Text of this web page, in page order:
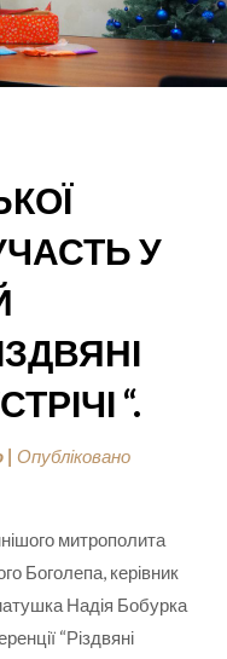
У
“.
| Опубліковано
митрополита
Боголепа, керівник
Надія Бобурка
“Різдвяні